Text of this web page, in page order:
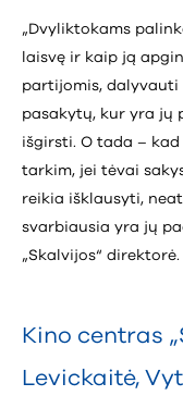
„Dvyliktokams
laisvę ir kaip ją
partijomis, dalyvauti
pasakytų, kur yra jų
išgirsti. O tada –
tarkim, jei tėvai
reikia išklausyti,
svarbiausia yra jų
„Skalvijos“ direktorė.
Kino centras
Levickaitė,